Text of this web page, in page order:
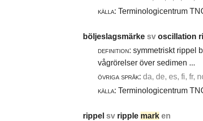
källa: Terminologicentrum
böljeslagsmärke sv oscillation
definition: symmetriskt rippel
vågrörelser över sedimen ...
övriga språk: da, de, es, fi, fr,
källa: Terminologicentrum
rippel sv ripple mark en